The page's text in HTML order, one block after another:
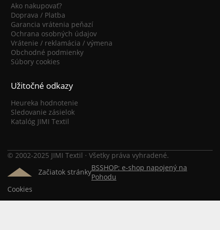
Ako nakupovať?
Doprava / Platba
Garancia vrátenia peňazí
Ochrana osobných údajov
Vrátenie / reklamácia / výmena
Obchodné podmienky
Súbory cookies
Užitočné odkazy
Heureka hodnotenie
Sledovanie zásielok
Katalóg JIMI Textil
© 2002-2025 JIMI Textil · Všetky práva vyhradené.
Začiatok stránkyBSSHOP: e-shop napojený na
Pohodu
Cookies